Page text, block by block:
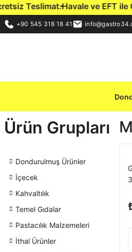
Teslimat.Havale ve EFT ile
+90 545 318 18 41
Ürün Grupları
Dondurulmuş Ürünler
İçecek
Kahvaltılık
Temel Gıdalar
Pastacılık Malzemeleri
İthal Ürünler